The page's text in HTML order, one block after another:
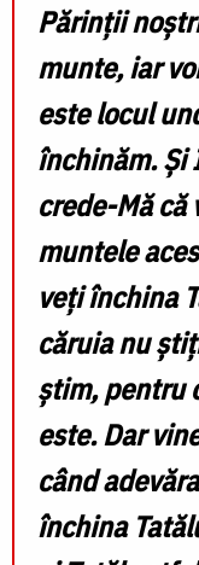
Părinţii
munte, iar
este locul
închinăm. Şi
crede-Mă că
muntele
veţi închina
căruia nu
ştim, pentru
este. Dar
când
închina